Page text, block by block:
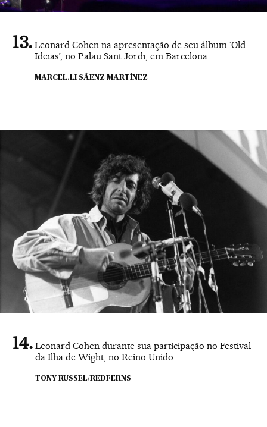
Leonard Cohen na apresentação de seu álbum ‘Old
Ideias’, no Palau Sant Jordi, em Barcelona.
MARCEL.LI SÁENZ MARTÍNEZ
Leonard Cohen durante sua participação no Festival
da Ilha de Wight, no Reino Unido.
TONY RUSSEL/REDFERNS